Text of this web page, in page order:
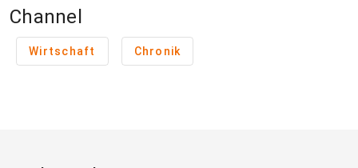
Channel
Wirtschaft Chronik